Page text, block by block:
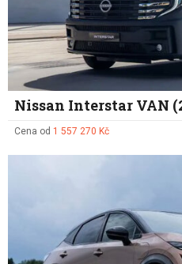
Nissan Interstar VAN
Cena od 1 557 270 Kč